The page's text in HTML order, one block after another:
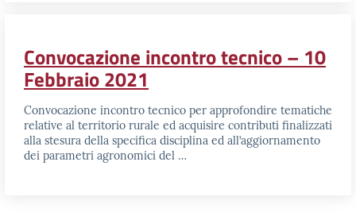
Convocazione incontro tecnico – 10
Febbraio 2021
Convocazione incontro tecnico per approfondire tematiche
relative al territorio rurale ed acquisire contributi finalizzati
alla stesura della specifica disciplina ed all’aggiornamento
dei parametri agronomici del …